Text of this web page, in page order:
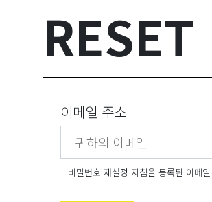
이메일 주소
비밀번호 재설정 지침을 등록된 이메